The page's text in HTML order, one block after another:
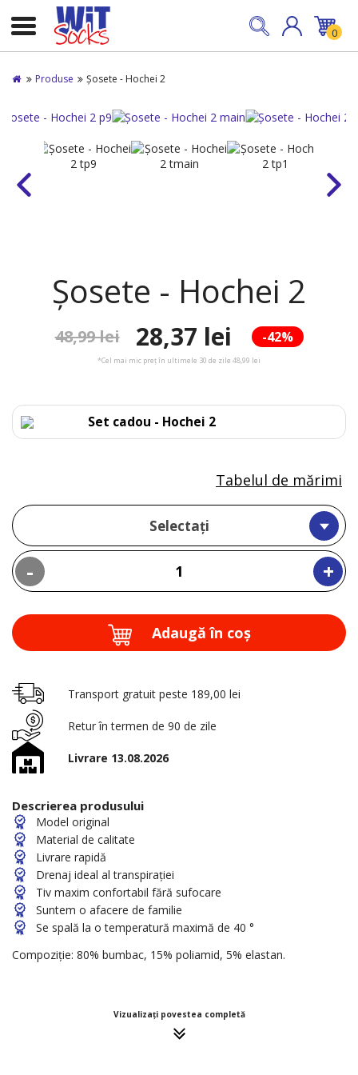
0
Produse Șosete - Hochei 2
Șosete - Hochei 2
-42%
48,99 lei 28,37 lei
*Cel mai mic preț în ultimele 30 de zile 48,99 lei
Set cadou - Hochei 2
Selectați
- +
Tabelul de mărimi
Adaugă în coş
Transport gratuit peste 189,00 lei
Retur în termen de 90 de zile
Livrare 13.08.2026
Descrierea produsului
Model original
Material de calitate
Livrare rapidă
Drenaj ideal al transpirației
Tiv maxim confortabil fără sufocare
Suntem o afacere de familie
Se spală la o temperatură maximă de 40 °
Compoziție: 80% bumbac, 15% poliamid, 5% elastan.
Vizualizați povestea completă